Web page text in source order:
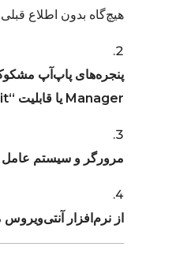
هیچ‌گاه بدون اطلاع
Manager یا قابلیت “Force Quit” ببندید.
مرورگر و سیستم عامل
از نرم‌افزار آنتی‌ویروس